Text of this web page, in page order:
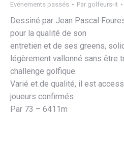
Evénements passés Par golfeurs-it
Dessiné par Jean Pascal
pour la qualité de son
entretien et de ses greens,
légèrement vallonné sans être
challenge golfique.
Varié et de qualité, il est
joueurs confirmés.
Par 73 – 6411m